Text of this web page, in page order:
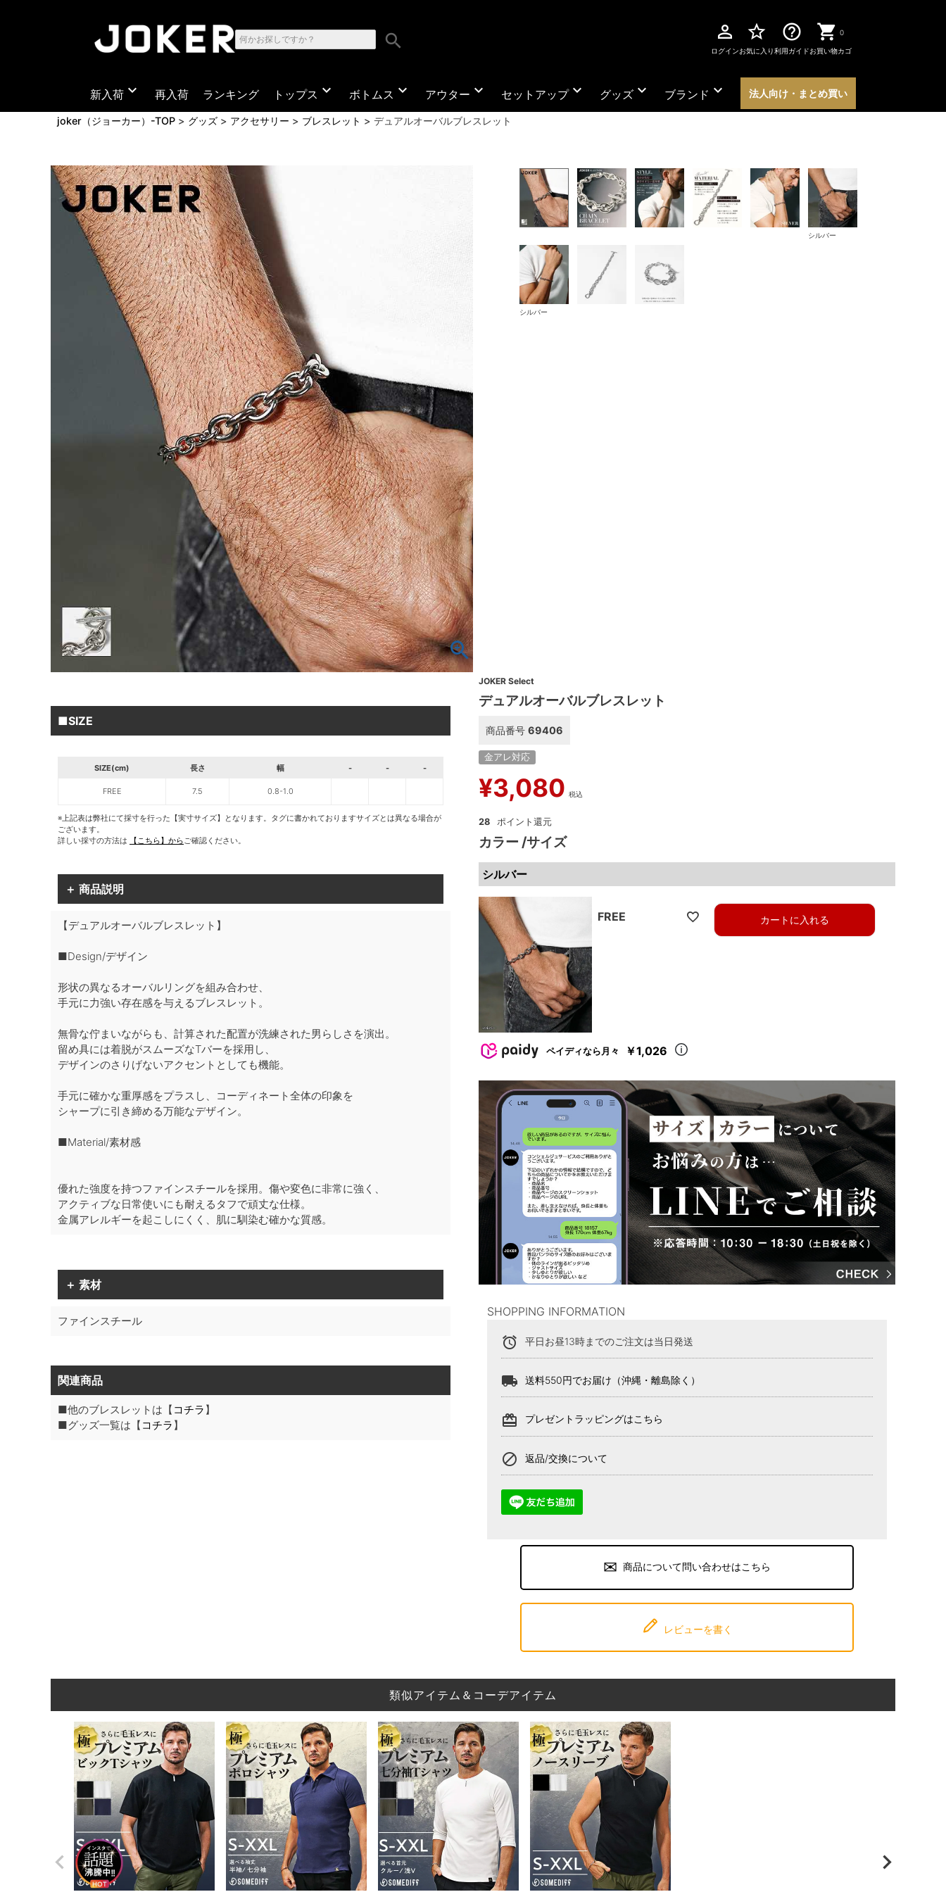
search perm_identity
ログイン
star_border
お気に入り
help_outline
利用ガイド
0
お買い物カゴ
新入荷 expand_more 再入荷 ランキング トップス expand_more ボトムス expand_more アウター expand_more セットアップexpand_more グッズ expand_more ブランド expand_more 法人向け・まとめ買い
joker（ジョーカー）-TOP グッズ アクセサリー ブレスレット デュアルオーバルブレスレット
シルバー
シルバー
■SIZE
SIZE(cm) 長さ 幅 - - -
FREE 7.5 0.8-1.0
※上記表は弊社にて採寸を行った【実寸サイズ】となります。タグに書かれておりますサイズとは異なる場合が
ございます。
詳しい採寸の方法は
【こちら】からご確認ください。
＋ 商品説明
【デュアルオーバルブレスレット】
■Design/デザイン
形状の異なるオーバルリングを組み合わせ、
手元に力強い存在感を与えるブレスレット。
無骨な佇まいながらも、計算された配置が洗練された男らしさを演出。
留め具には着脱がスムーズなTバーを採用し、
デザインのさりげないアクセントとしても機能。
手元に確かな重厚感をプラスし、コーディネート全体の印象を
シャープに引き締める万能なデザイン。
■Material/素材感
優れた強度を持つファインスチールを採用。傷や変色に非常に強く、
アクティブな日常使いにも耐えるタフで頑丈な仕様。
金属アレルギーを起こしにくく、肌に馴染む確かな質感。
＋ 素材
ファインスチール
関連商品
■他のブレスレットは【 コチラ 】
■グッズ一覧は【 コチラ 】
JOKER Select
デュアルオーバルブレスレット
商品番号 69406
金アレ対応
¥3,080 税込
28
カラー サイズ
シルバー
FREE カートに入れる
ペイディなら月々 ￥1,026
SHOPPING INFORMATION
alarm 平日お昼13時までのご注文は当日発送
local_shipping 送料550円でお届け（沖縄・離島除く）
card_giftcard プレゼントラッピングはこちら
block 返品/交換について
商品について問い合わせはこちら
レビューを書く
類似アイテム＆コーデアイテム